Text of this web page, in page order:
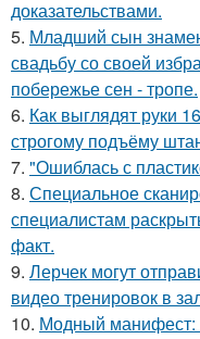
доказательствами.
5. Младший сын
свадьбу со своей
побережье сен - тропе.
6. Как выглядят руки
строгому подъёму
7. "Ошиблась с
8. Специальное
специалистам
факт.
9. Лерчек могут
видео тренировок в
10. Модный манифест: